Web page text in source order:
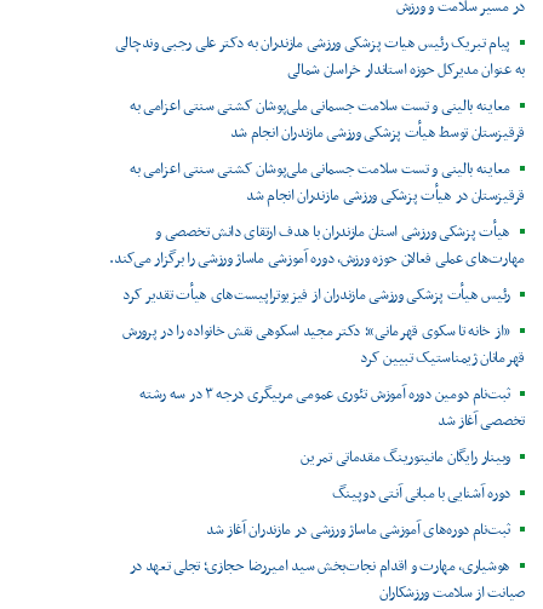
در مسیر سلامت و ورزش
پیام تبریک رئیس هیات پزشکی ورزشی مازندران به دکتر علی رجبی وندچالی
به عنوان مدیرکل حوزه استاندار خراسان شمالی
معاینه بالینی و تست سلامت جسمانی ملی‌پوشان کشتی سنتی اعزامی به
قرقیزستان توسط هیأت پزشکی ورزشی مازندران انجام شد
معاینه بالینی و تست سلامت جسمانی ملی‌پوشان کشتی سنتی اعزامی به
قرقیزستان در هیأت پزشکی ورزشی مازندران انجام شد
هیأت پزشکی ورزشی استان مازندران با هدف ارتقای دانش تخصصی و
مهارت‌های عملی فعالان حوزه ورزش، دوره آموزشی ماساژ ورزشی را برگزار می‌کند.
رئیس هیأت پزشکی ورزشی مازندران از فیزیوتراپیست‌های هیأت تقدیر کرد
«از خانه تا سکوی قهرمانی»؛ دکتر مجید اسکوهی نقش خانواده را در پرورش
قهرمانان ژیمناستیک تبیین کرد
ثبت‌نام دومین دوره آموزش تئوری عمومی مربیگری درجه ۳ در سه رشته
تخصصی آغاز شد
وبینار رایگان مانیتورینگ مقدماتی تمرین
دوره آشنایی با مبانی آنتی دوپینگ
ثبت‌نام دوره‌های آموزشی ماساژ ورزشی در مازندران آغاز شد
هوشیاری، مهارت و اقدام نجات‌بخش سید امیررضا حجازی؛ تجلی تعهد در
صیانت از سلامت ورزشکاران